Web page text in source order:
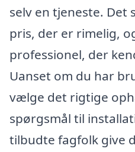
selv en tjeneste. Det
pris, der er rimelig,
professionel, der
Uanset om du har
vælge det rigtige
spørgsmål til
tilbudte fagfolk give